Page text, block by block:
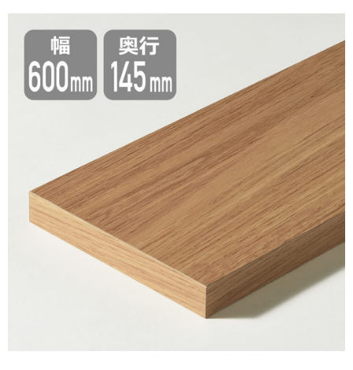
ウッドデッキ フローリング・床材
照明 ペット用品
パネル・壁材
ロートアイアン 天然石・石材
メンテナンス・施工材 新商品
名古屋ショールーム 京都ショールーム
福岡ショールーム
ショールー
横浜スマート ショールー
ウェルビーみのおHDC
BOX
よくある質問
修理お問い合わせ クレーム公開
水まわり3年保証
お役立ち情報 住まいの スタイリング
アイデア
ミラタップチャンネル
オンライン相談
ミラタップと 創る家
ASOLIE
自分らしい家づくり
SUVACO
最高のリノベ会社が みつ
かるリノベりす